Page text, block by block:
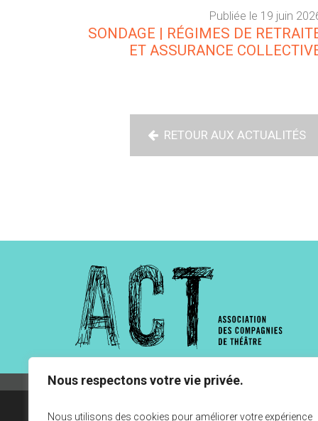
Nous respectons votre vie privée.
Nous utilisons des cookies pour améliorer votre expérience
Publiée le 19 juin
SONDAGE | RÉGIMES DE
ET ASSURANCE
RETOUR AUX ACTUALITÉS